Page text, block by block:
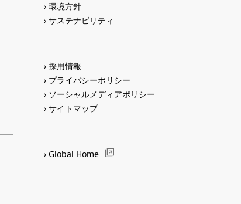
環境方針
サステナビリティ
採用情報
プライバシーポリシー
ソーシャルメディアポリシー
サイトマップ
Global Home